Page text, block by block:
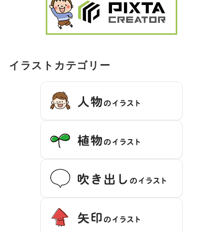
イラストカテゴリー